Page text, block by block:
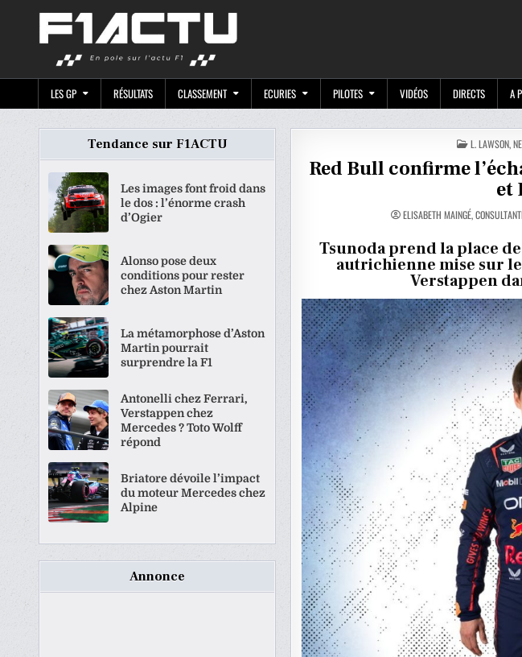
LES GP RÉSULTATS CLASSEMENT ECURIES PILOTES VIDÉOS DIRECTS A
POSTED
IN
L. LAWSON,
Red Bull confirme
et
ELISABETH MAINGÉ,
Tsunoda prend la place
autrichienne mise sur
Verstappen
Tendance sur F1ACTU
Les images font froid dans
le dos : l’énorme crash
d’Ogier
Alonso pose deux
conditions pour rester
chez Aston Martin
La métamorphose d’Aston
Martin pourrait
surprendre la F1
Antonelli chez Ferrari,
Verstappen chez
Mercedes ? Toto Wolff
répond
Briatore dévoile l’impact
du moteur Mercedes chez
Alpine
Annonce